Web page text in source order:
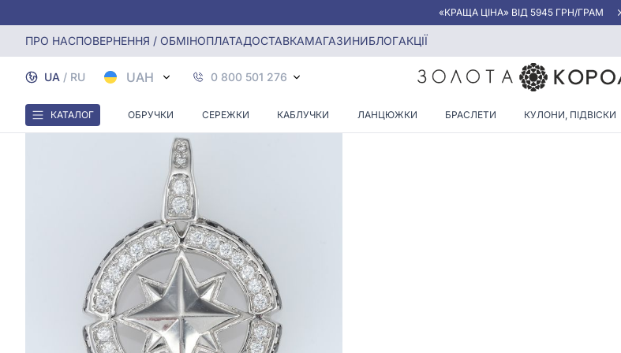
«КРАЩА ЦІНА» ВІД 5945 ГРН/ГРАМ
ПРО НАСПОВЕРНЕННЯ / ОБМІНОПЛАТАДОСТАВКАМАГАЗИНИБЛОГАКЦІЇ
UA / RU UAH 0 800 501 276
КАТАЛОГ ОБРУЧКИ СЕРЕЖКИ КАБЛУЧКИ ЛАНЦЮЖКИ БРАСЛЕТИ КУЛОНИ, ПІДВІСКИ
Головна Срiбна Підвіска з фіанітом